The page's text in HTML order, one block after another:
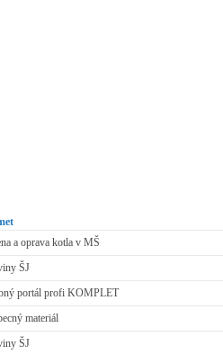
a oprava kotla v MŠ
ŠJ
portál profi KOMPLET
materiál
ŠJ